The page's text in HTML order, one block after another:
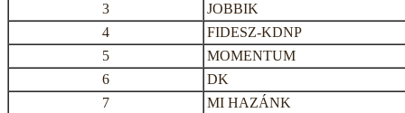
3
JOBBIK
4
FIDESZ-KDNP
5
MOMENTUM
6
DK
7
MI HAZÁNK